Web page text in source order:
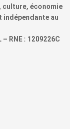
culture, économie
indépendante au
RNE : 1209226C